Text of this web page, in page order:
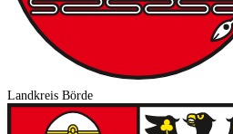
Landkreis Börde